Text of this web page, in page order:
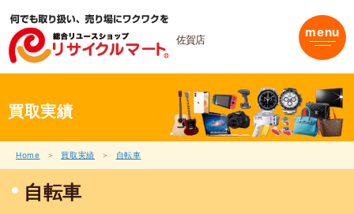
ス
佐賀店 menu
買取実績
Home 買取実績 自転車
自転車